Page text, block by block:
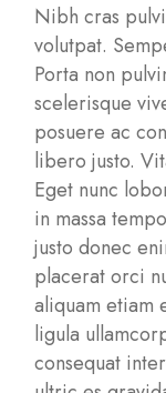
Nibh cras
volutpat.
Porta non
scelerisque
posuere ac
libero justo.
Eget nunc
in massa
justo donec
placerat orci
aliquam etiam
ligula
consequat